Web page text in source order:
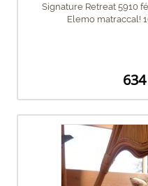
Signature Retreat 5910
Elemo matraccal!